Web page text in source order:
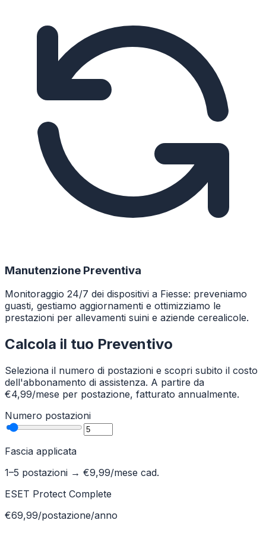
Manutenzione Preventiva
Monitoraggio 24/7 dei dispositivi a Fiesse: preveniamo
guasti, gestiamo aggiornamenti e ottimizziamo le
prestazioni per allevamenti suini e aziende cerealicole.
Calcola il tuo Preventivo
Seleziona il numero di postazioni e scopri subito il costo
dell'abbonamento di assistenza. A partire da
€4,99/mese per postazione, fatturato annualmente.
Numero postazioni
Fascia applicata
1–5 postazioni → €9,99/mese cad.
ESET Protect Complete
€69,99/postazione/anno